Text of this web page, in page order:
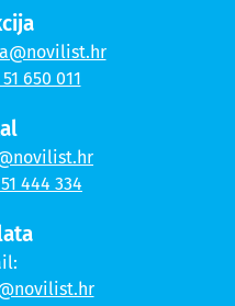
650 011
444 334